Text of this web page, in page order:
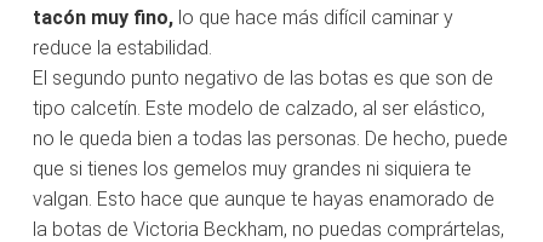
tacón muy fino, lo que hace más difícil caminar y
reduce la estabilidad.
El segundo punto negativo de las botas es que son de
tipo calcetín. Este modelo de calzado, al ser elástico,
no le queda bien a todas las personas. De hecho, puede
que si tienes los gemelos muy grandes ni siquiera te
valgan. Esto hace que aunque te hayas enamorado de
la botas de Victoria Beckham, no puedas comprártelas,